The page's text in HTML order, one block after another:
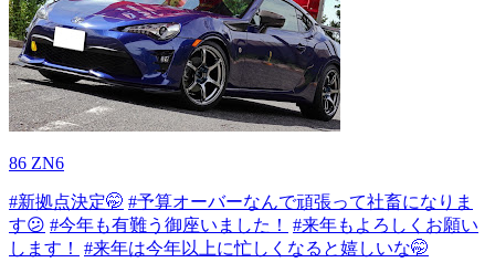
86 ZN6
#新拠点決定🤭 #予算オーバーなんで頑張って社畜になりま
す😕 #今年も有難う御座いました！
#来年もよろしくお願い
します！
#来年は今年以上に忙しくなると嬉しいな🤭